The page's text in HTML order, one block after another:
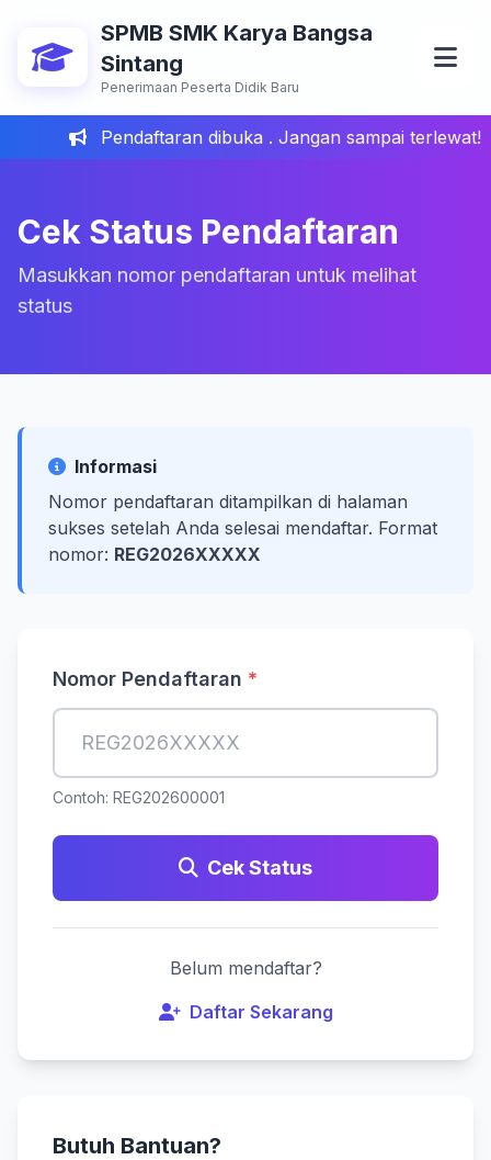
SPMB SMK Karya Bangsa
Sintang
Penerimaan Peserta Didik Baru
Pendaftaran dibuka . Jangan sampai terlewat!
Cek Status Pendaftaran
Masukkan nomor pendaftaran untuk melihat
status
Informasi
Nomor pendaftaran ditampilkan di halaman
sukses setelah Anda selesai mendaftar. Format
nomor: REG2026XXXXX
Nomor Pendaftaran *
Contoh: REG202600001
Cek Status
Belum mendaftar?
Daftar Sekarang
Butuh Bantuan?